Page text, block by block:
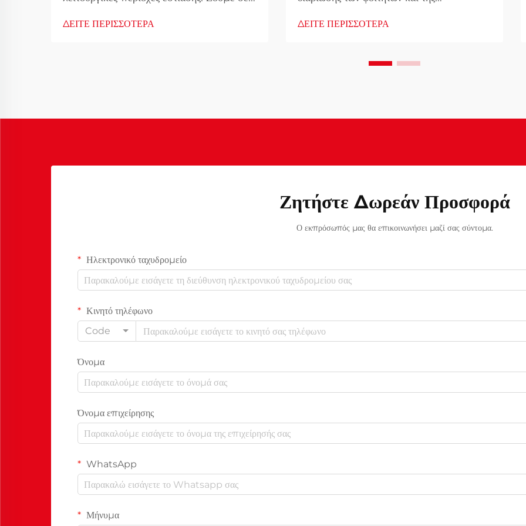
πρέπει να θυσιάσουμε το στιλ ή τη
ΔΕΙΤΕ ΠΕΡΙΣΣΟΤΕΡΑ
εστίας αποτελεί περισσότερο από έναν
βάση της καθημερινής ζωής ενός φοιτητή
ΔΕΙΤΕ ΠΕΡΙΣΣΟΤΕΡΑ
Ζητήστε Δωρεάν Προσφορά
Ο εκπρόσωπός μας θα επικοινωνήσει μαζί σας σύντομα.
Ηλεκτρονικό ταχυδρομείο
Κινητό τηλέφωνο
Code
Όνομα
Όνομα επιχείρησης
WhatsApp
Μήνυμα